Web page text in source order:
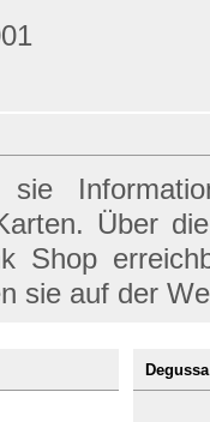
Über
Shop
sie auf der